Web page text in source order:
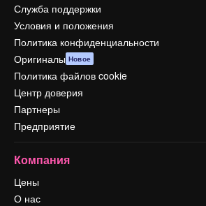
Служба поддержки
Условия и положения
Политика конфиденциальности
Оригиналы Новое
Политика файлов cookie
Центр доверия
Партнеры
Предприятие
Компания
Цены
О нас